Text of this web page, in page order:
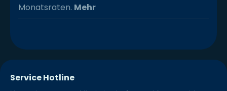
Monatsraten. Mehr
Service Hotline